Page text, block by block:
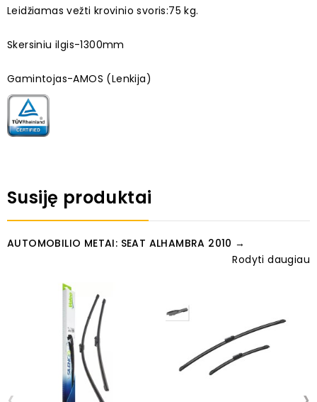
Leidžiamas vežti krovinio svoris:75 kg.
Skersiniu ilgis-1300mm
Gamintojas-AMOS (Lenkija)
Susiję produktai
AUTOMOBILIO METAI: SEAT ALHAMBRA 2010 →
Rodyti daugiau